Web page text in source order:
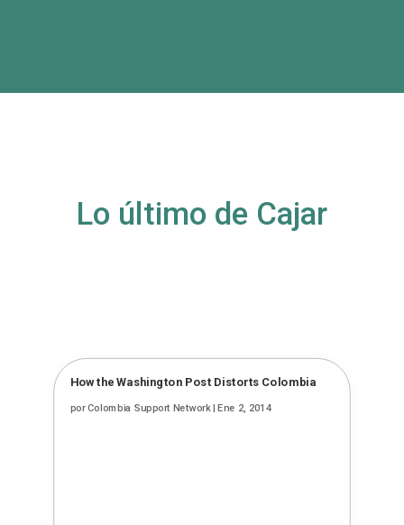
Lo último de Cajar
How the Washington Post Distorts Colombia
porColombia Support Network|Ene 2, 2014